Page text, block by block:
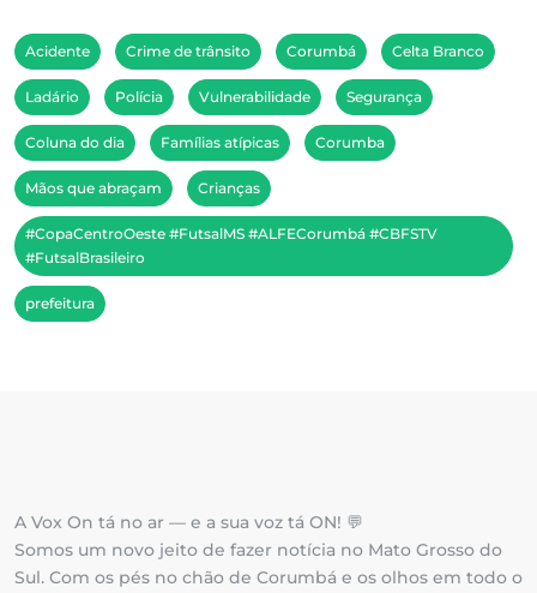
Acidente Crime de trânsito Corumbá Celta Branco
Ladário Polícia Vulnerabilidade Segurança
Coluna do dia Famílias atípicas Corumba
Mãos que abraçam Crianças
#CopaCentroOeste #FutsalMS #ALFECorumbá #CBFSTV
#FutsalBrasileiro
prefeitura
A Vox On tá no ar — e a sua voz tá ON! 💬
Somos um novo jeito de fazer notícia no Mato Grosso do
Sul. Com os pés no chão de Corumbá e os olhos em todo o